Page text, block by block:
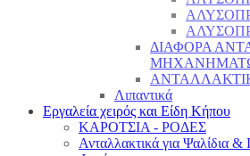
ΔΙΑΦΟΡΑ
Λιπαντικά
Εργαλεία χειρός και Είδη Κήπου
ΚΑΡΟΤΣΙΑ - ΡΟΔΕΣ
Ανταλλακτικά για Ψαλίδια &